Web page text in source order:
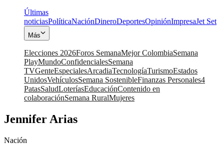
Últimas
noticiasPolíticaNaciónDineroDeportesOpiniónImpresaJet Set
Más
Elecciones 2026Foros SemanaMejor ColombiaSemana
PlayMundoConfidencialesSemana
TVGenteEspecialesArcadiaTecnologíaTurismoEstados
UnidosVehículosSemana SostenibleFinanzas Personales4
PatasSaludLoteríasEducaciónContenido en
colaboraciónSemana RuralMujeres
Jennifer Arias
Nación